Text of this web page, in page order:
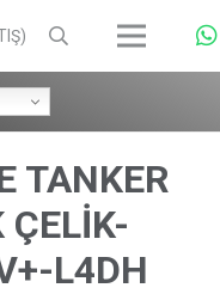
TANKER
ÇELİK-
L4DH